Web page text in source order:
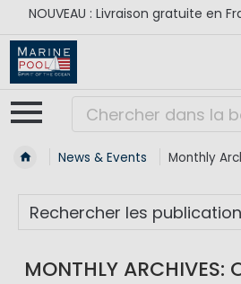
NOUVEAU : Livraison gratuite en
News & Events Monthly
MONTHLY ARCHIVES: